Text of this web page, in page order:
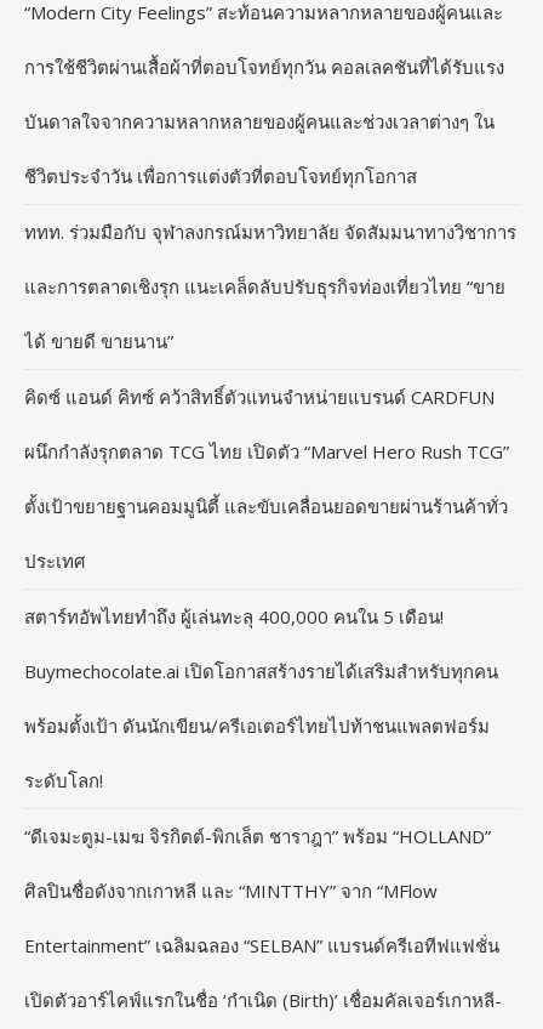
“Modern City Feelings” สะท้อนความหลากหลายของผู้คนและ
การใช้ชีวิตผ่านเสื้อผ้าที่ตอบโจทย์ทุกวัน คอลเลคชันที่ได้รับแรง
บันดาลใจจากความหลากหลายของผู้คนและช่วงเวลาต่างๆ ใน
ชีวิตประจำวัน เพื่อการแต่งตัวที่ตอบโจทย์ทุกโอกาส
ททท. ร่วมมือกับ จุฬาลงกรณ์มหาวิทยาลัย จัดสัมมนาทางวิชาการ
และการตลาดเชิงรุก แนะเคล็ดลับปรับธุรกิจท่องเที่ยวไทย “ขาย
ได้ ขายดี ขายนาน”
คิดซ์ แอนด์ คิทซ์ คว้าสิทธิ์ตัวแทนจำหน่ายแบรนด์ CARDFUN
ผนึกกำลังรุกตลาด TCG ไทย เปิดตัว “Marvel Hero Rush TCG”
ตั้งเป้าขยายฐานคอมมูนิตี้ และขับเคลื่อนยอดขายผ่านร้านค้าทั่ว
ประเทศ
สตาร์ทอัพไทยทำถึง ผู้เล่นทะลุ 400,000 คนใน 5 เดือน!
Buymechocolate.ai เปิดโอกาสสร้างรายได้เสริมสำหรับทุกคน
พร้อมตั้งเป้า ดันนักเขียน/ครีเอเตอร์ไทยไปท้าชนแพลตฟอร์ม
ระดับโลก!
“ดีเจมะตูม-เมฆ จิรกิตต์-พิกเล็ต ชาราฎา” พร้อม “HOLLAND”
ศิลปินชื่อดังจากเกาหลี และ “MINTTHY” จาก “MFlow
Entertainment” เฉลิมฉลอง “SELBAN” แบรนด์ครีเอทีฟแฟชั่น
เปิดตัวอาร์ไคฟ์แรกในชื่อ ‘กำเนิด (Birth)’ เชื่อมคัลเจอร์เกาหลี-